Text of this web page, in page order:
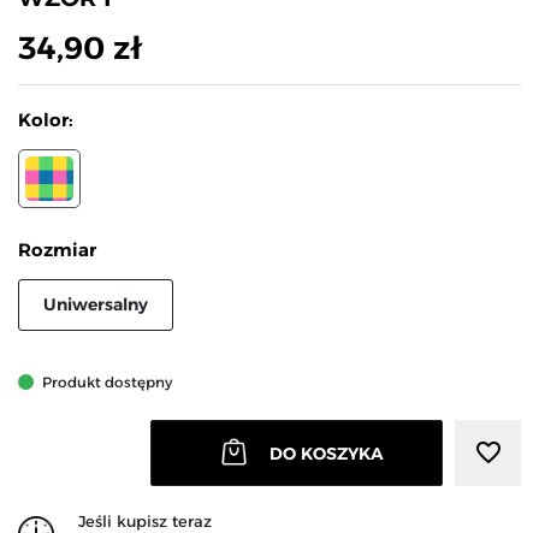
34,90 zł
Kolor:
WZÓR 1
Rozmiar
Uniwersalny
Produkt dostępny
DO KOSZYKA favorite_border
Jeśli kupisz teraz